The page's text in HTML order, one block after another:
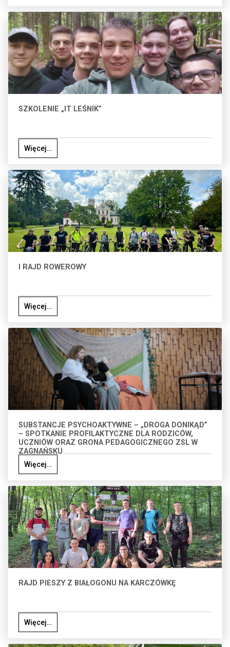
SZKOLENIE „IT LEŚNIK”
Więcej…
I RAJD ROWEROWY
Więcej…
SUBSTANCJE PSYCHOAKTYWNE – „DROGA DONIKĄD”
– SPOTKANIE PROFILAKTYCZNE DLA RODZICÓW,
UCZNIÓW ORAZ GRONA PEDAGOGICZNEGO ZSL W
ZAGNAŃSKU
Więcej…
RAJD PIESZY Z BIAŁOGONU NA KARCZÓWKĘ
Więcej…